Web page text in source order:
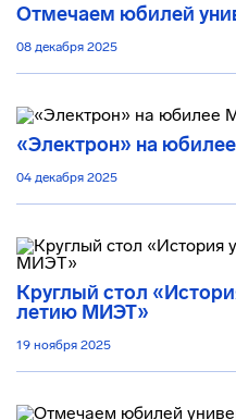
Отмечаем юбилей
08 декабря 2025
«Электрон» на
04 декабря 2025
Круглый стол
летию МИЭТ»
19 ноября 2025